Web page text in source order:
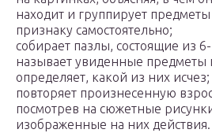
находит и группирует
признаку самостоятельно;
собирает пазлы, состоящие из
называет увиденные предметы
определяет, какой из них исчез;
повторяет произнесенную
посмотрев на сюжетные
изображенные на них действия.